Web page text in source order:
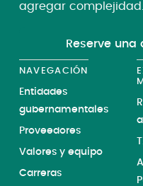
agregar complejidad.
Reserve
NAVEGACIÓN
Entidades
gubernamentales
Proveedores
Valores y equipo
Carreras